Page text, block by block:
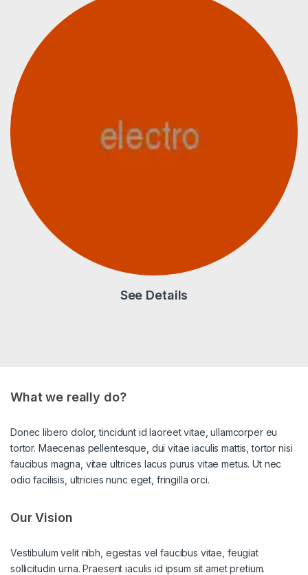
See Details
What we really do?
Donec libero dolor, tincidunt id laoreet vitae, ullamcorper eu
tortor. Maecenas pellentesque, dui vitae iaculis mattis, tortor nisi
faucibus magna, vitae ultrices lacus purus vitae metus. Ut nec
odio facilisis, ultricies nunc eget, fringilla orci.
Our Vision
Vestibulum velit nibh, egestas vel faucibus vitae, feugiat
sollicitudin urna. Praesent iaculis id ipsum sit amet pretium.